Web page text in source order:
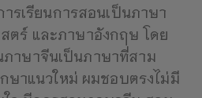
รเรียนการสอนเป็นภาษา
ตร์ และภาษาอังกฤษ โดย
ภาษาจีนเป็นภาษาที่สาม
ษาแนวใหม่ ผมชอบตรงไม่มี